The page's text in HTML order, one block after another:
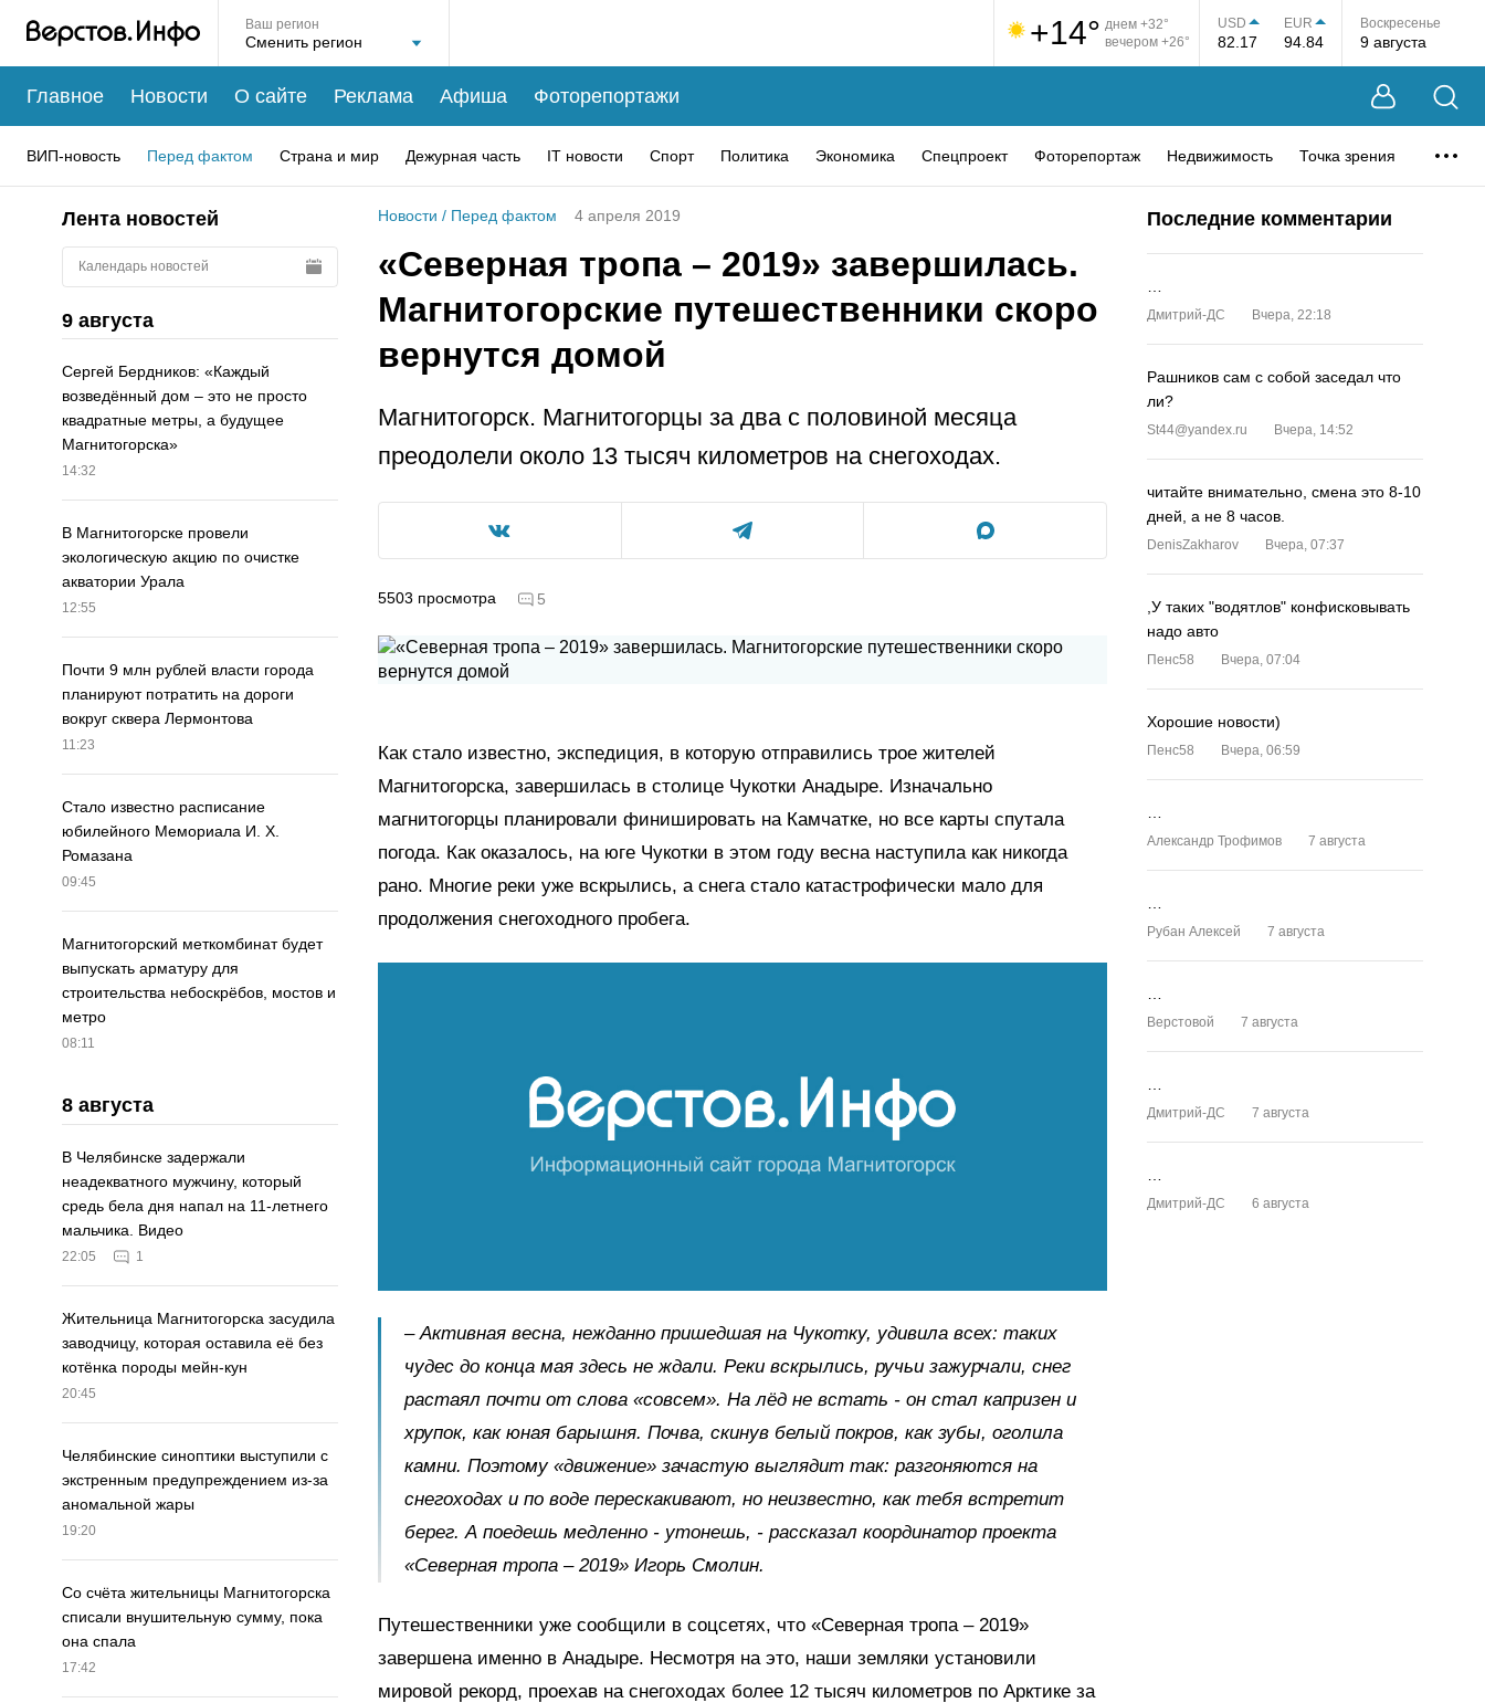
Ваш регион +14° днем +32°
вечером +26°
USD
82.17
EUR
94.84
Воскресенье
9 августа
Главное Новости О сайте Реклама Афиша Фоторепортажи
ВИП-новость Перед фактом Страна и мир Дежурная часть IT новости Спорт Политика Экономика Спецпроект Фоторепортаж Недвижимость Точка зрения
Лента новостей
Календарь новостей
9 августа
Сергей Бердников: «Каждый
возведённый дом – это не просто
квадратные метры, а будущее
Магнитогорска»
14:32
В Магнитогорске провели
экологическую акцию по очистке
акватории Урала
12:55
Почти 9 млн рублей власти города
планируют потратить на дороги
вокруг сквера Лермонтова
11:23
Стало известно расписание
юбилейного Мемориала И. Х.
Ромазана
09:45
Магнитогорский меткомбинат будет
выпускать арматуру для
строительства небоскрёбов, мостов и
метро
08:11
8 августа
В Челябинске задержали
неадекватного мужчину, который
средь бела дня напал на 11-летнего
мальчика. Видео
22:05 1
Жительница Магнитогорска засудила
заводчицу, которая оставила её без
котёнка породы мейн-кун
20:45
Челябинские синоптики выступили с
экстренным предупреждением из-за
аномальной жары
19:20
Со счёта жительницы Магнитогорска
списали внушительную сумму, пока
она спала
17:42
Новости / Перед фактом 4 апреля 2019
«Северная тропа – 2019» завершилась.
Магнитогорские путешественники скоро
вернутся домой
Магнитогорск. Магнитогорцы за два с половиной месяца
преодолели около 13 тысяч километров на снегоходах.
5503 просмотра 5
Как стало известно, экспедиция, в которую отправились трое жителей
Магнитогорска, завершилась в столице Чукотки Анадыре. Изначально
магнитогорцы планировали финишировать на Камчатке, но все карты спутала
погода. Как оказалось, на юге Чукотки в этом году весна наступила как никогда
рано. Многие реки уже вскрылись, а снега стало катастрофически мало для
продолжения снегоходного пробега.
– Активная весна, нежданно пришедшая на Чукотку, удивила всех: таких
чудес до конца мая здесь не ждали. Реки вскрылись, ручьи зажурчали, снег
растаял почти от слова «совсем». На лёд не встать - он стал капризен и
хрупок, как юная барышня. Почва, скинув белый покров, как зубы, оголила
камни. Поэтому «движение» зачастую выглядит так: разгоняются на
снегоходах и по воде перескакивают, но неизвестно, как тебя встретит
берег. А поедешь медленно - утонешь, - рассказал координатор проекта
«Северная тропа – 2019» Игорь Смолин.
Путешественники уже сообщили в соцсетях, что «Северная тропа – 2019»
завершена именно в Анадыре. Несмотря на это, наши земляки установили
мировой рекорд, проехав на снегоходах более 12 тысяч километров по Арктике за
Последние комментарии
Дмитрий-ДС Вчера, 22:18
Рашников сам с собой заседал что
ли?
St44@yandex.ru Вчера, 14:52
читайте внимательно, смена это 8-10
дней, а не 8 часов.
DenisZakharov Вчера, 07:37
,У таких "водятлов" конфисковывать
надо авто
Пенс58 Вчера, 07:04
Хорошие новости)
Пенс58 Вчера, 06:59
Александр Трофимов 7 августа
Рубан Алексей 7 августа
Верстовой 7 августа
Дмитрий-ДС 7 августа
Дмитрий-ДС 6 августа